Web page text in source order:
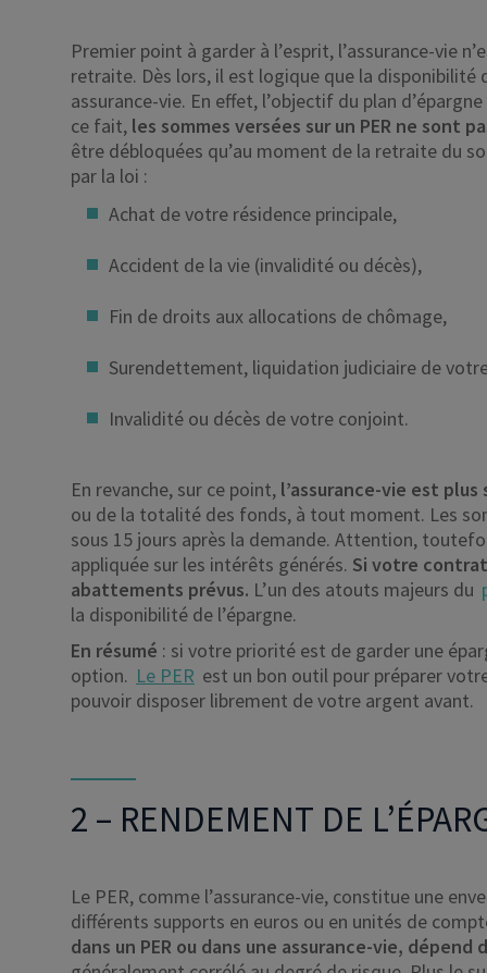
Premier point à garder à l’esprit, l’assurance-vie
retraite. Dès lors, il est logique que la disponibilité
assurance-vie. En effet, l’objectif du plan
ce fait, les sommes versées sur un PER ne sont
être débloquées qu’au moment de la retraite du
par la loi :
Achat de votre résidence principale,
Accident de la vie (invalidité ou décès),
Fin de droits aux allocations de chômage,
Surendettement, liquidation judiciaire de
Invalidité ou décès de votre conjoint.
En revanche, sur ce point, l’assurance-vie est plus
ou de la totalité des fonds, à tout moment. Les
sous 15 jours après la demande. Attention,
appliquée sur les intérêts générés. Si votre
abattements prévus. L’un des atouts majeurs du
la disponibilité de l’épargne.
En résumé : si votre priorité est de garder une
option. Le PER est un bon outil pour préparer
pouvoir disposer librement de votre argent avant.
2 – RENDEMENT DE
Le PER, comme l’assurance-vie, constitue une
différents supports en euros ou en unités de
dans un PER ou dans une assurance-vie, dépend